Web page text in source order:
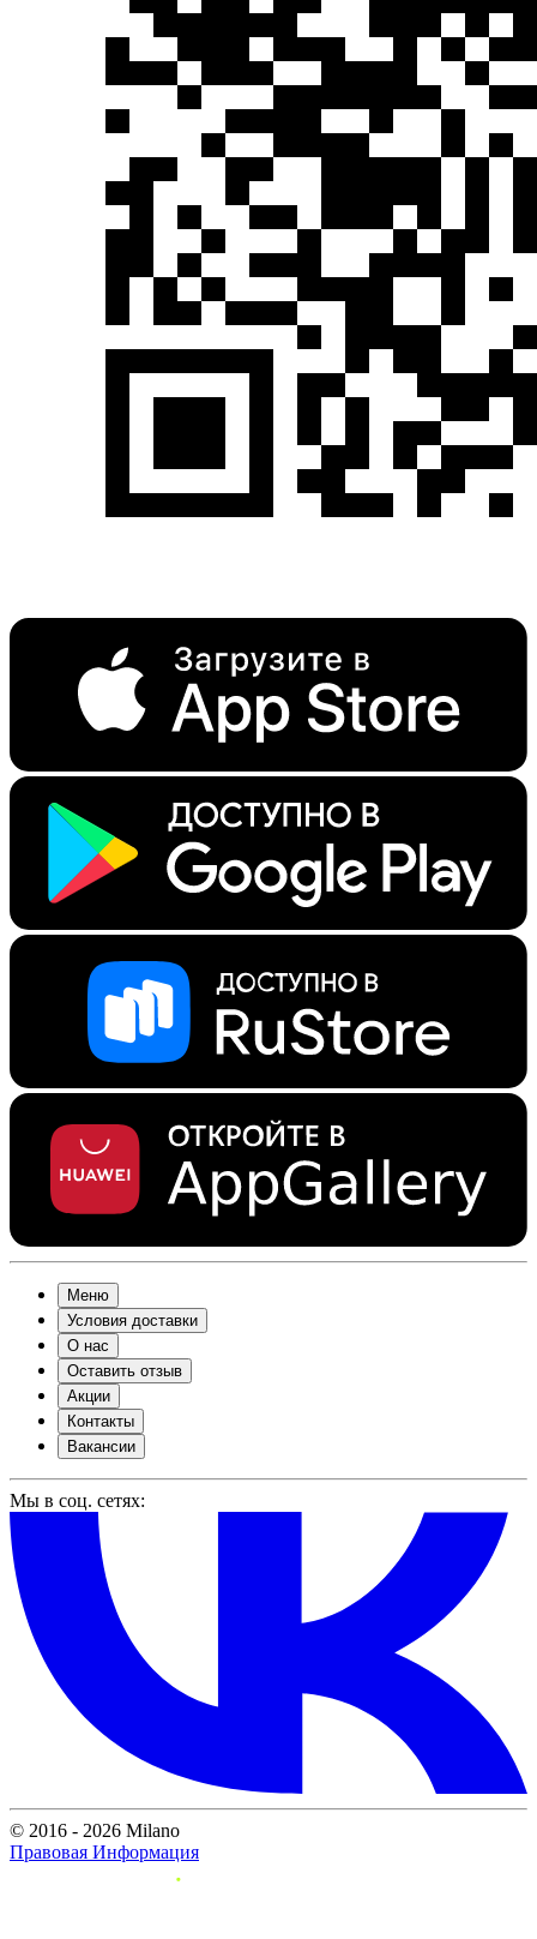
Меню
Условия доставки
О нас
Оставить отзыв
Акции
Контакты
Вакансии
Мы в соц. сетях:
© 2016 - 2026 Milano
Правовая Информация